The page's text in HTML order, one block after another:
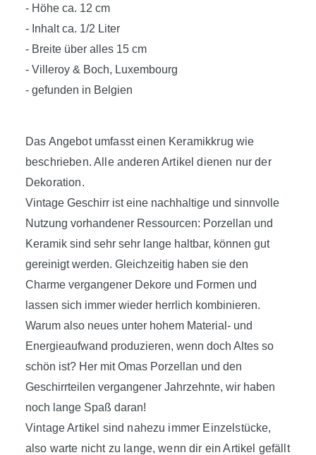
- Höhe ca. 12 cm
- Inhalt ca. 1/2 Liter
- Breite über alles 15 cm
- Villeroy & Boch, Luxembourg
- gefunden in Belgien
Das Angebot umfasst einen Keramikkrug wie
beschrieben. Alle anderen Artikel dienen nur der
Dekoration.
Vintage Geschirr ist eine nachhaltige und sinnvolle
Nutzung vorhandener Ressourcen: Porzellan und
Keramik sind sehr sehr lange haltbar, können gut
gereinigt werden. Gleichzeitig haben sie den
Charme vergangener Dekore und Formen und
lassen sich immer wieder herrlich kombinieren.
Warum also neues unter hohem Material- und
Energieaufwand produzieren, wenn doch Altes so
schön ist? Her mit Omas Porzellan und den
Geschirrteilen vergangener Jahrzehnte, wir haben
noch lange Spaß daran!
Vintage Artikel sind nahezu immer Einzelstücke,
also warte nicht zu lange, wenn dir ein Artikel gefällt